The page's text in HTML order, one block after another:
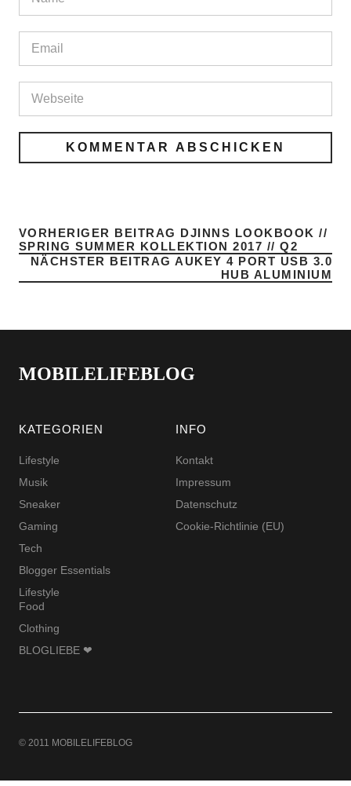
VORHERIGER BEITRAG DJINNS LOOKBOOK //
SPRING SUMMER KOLLEKTION 2017 // Q2
NÄCHSTER BEITRAG AUKEY 4 PORT USB 3.0
HUB ALUMINIUM
MOBILELIFEBLOG
KATEGORIEN
Lifestyle
Musik
Sneaker
Gaming
Tech
Blogger Essentials
Lifestyle
Food
Clothing
BLOGLIEBE ❤
INFO
Kontakt
Impressum
Datenschutz
Cookie-Richtlinie (EU)
© 2011 MOBILELIFEBLOG